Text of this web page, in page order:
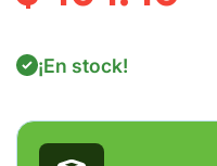
¡En stock!